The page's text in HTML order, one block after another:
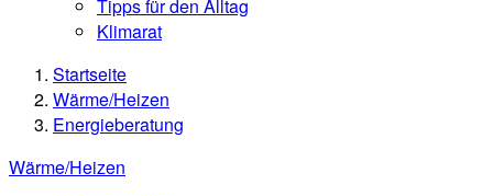
Tipps für den Alltag
Klimarat
Startseite
Wärme/Heizen
Energieberatung
Wärme/Heizen